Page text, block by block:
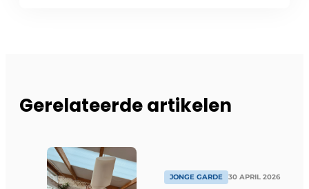
Gerelateerde artikelen
JONGE GARDE 30 APRIL 2026